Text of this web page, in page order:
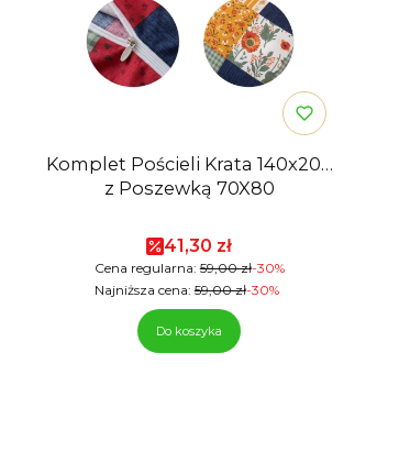
Komplet Pościeli Krata 140x200
z Poszewką 70X80
Cena promocyjna
41,30 zł
Cena regularna: 59,00 zł-30%
Najniższa cena: 59,00 zł-30%
Do koszyka